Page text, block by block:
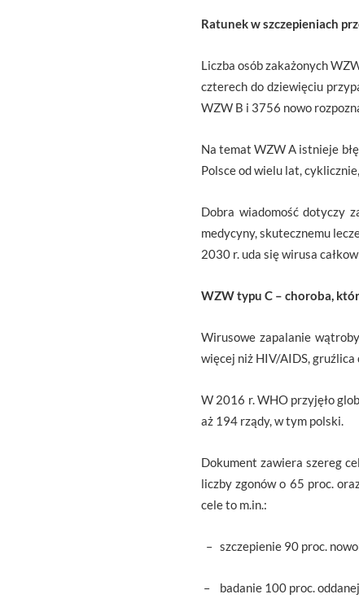
Ratunek w szczepieniach
Liczba osób zakażonych
czterech do dziewięciu
WZW B i 3756 nowo
Na temat WZW A istnieje
Polsce od wielu lat,
Dobra wiadomość dotyczy
medycyny, skutecznemu
2030 r. uda się wirusa
WZW typu C – choroba,
Wirusowe zapalanie
więcej niż HIV/AIDS,
W 2016 r. WHO przyjęło
aż 194 rządy, w tym polski.
Dokument zawiera szereg
liczby zgonów o 65 proc.
cele to m.in.:
– szczepienie 90 proc.
– badanie 100 proc.